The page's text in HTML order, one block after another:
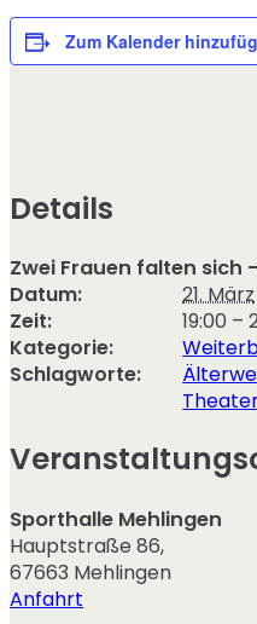
Zum Kalender
Details
Zwei Frauen falten sich
Datum:
21. März
Zeit:
19:00 –
Kategorie:
Schlagworte:
Sporthalle Mehlingen
Hauptstraße 86,
67663 Mehlingen
Anfahrt